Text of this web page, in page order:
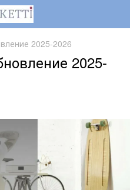
2025-2026
2025-